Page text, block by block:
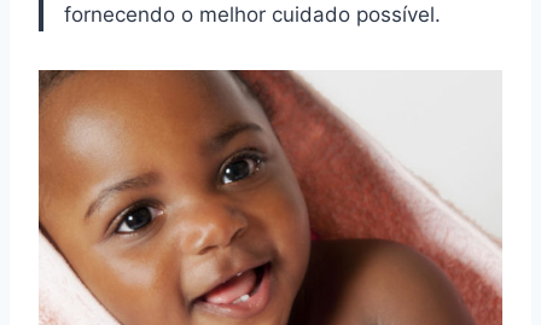
fornecendo o melhor cuidado possível.